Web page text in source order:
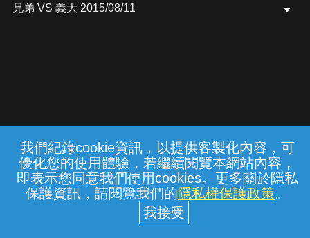
我們紀錄cookie資訊，以提供客製化內容，可
優化您的使用體驗，若繼續閱覽本網站內容，
即表示您同意我們使用cookies。更多關於隱私
保護資訊，請閱覽我們的隱私權保護政策。
兄弟 VS 義大 2015/08/11
常見問題 線上客服 服務條款 隱私權保護
中華電信股份有限公司個人家庭分公司
(統一編號：96979949) © 2026
{{notifyMsg}}